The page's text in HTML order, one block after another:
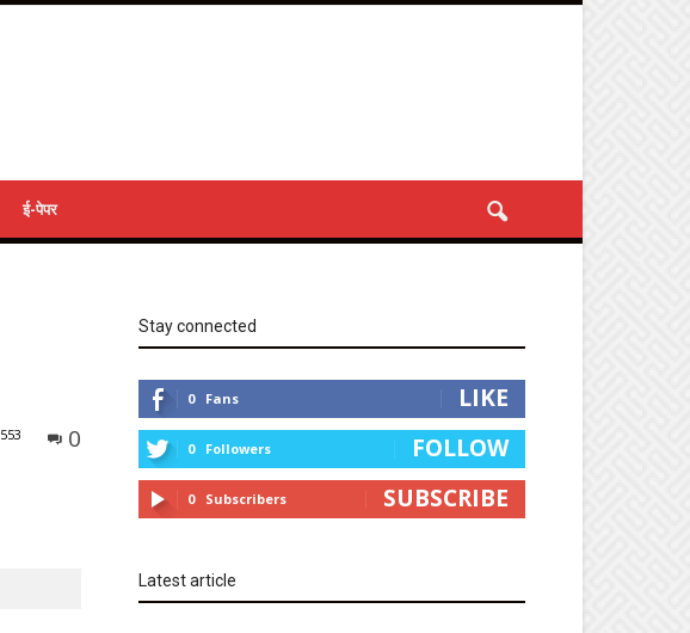
ई-पेपर
0
553
Stay connected
0 Fans LIKE
0 Followers FOLLOW
0 Subscribers SUBSCRIBE
Latest article